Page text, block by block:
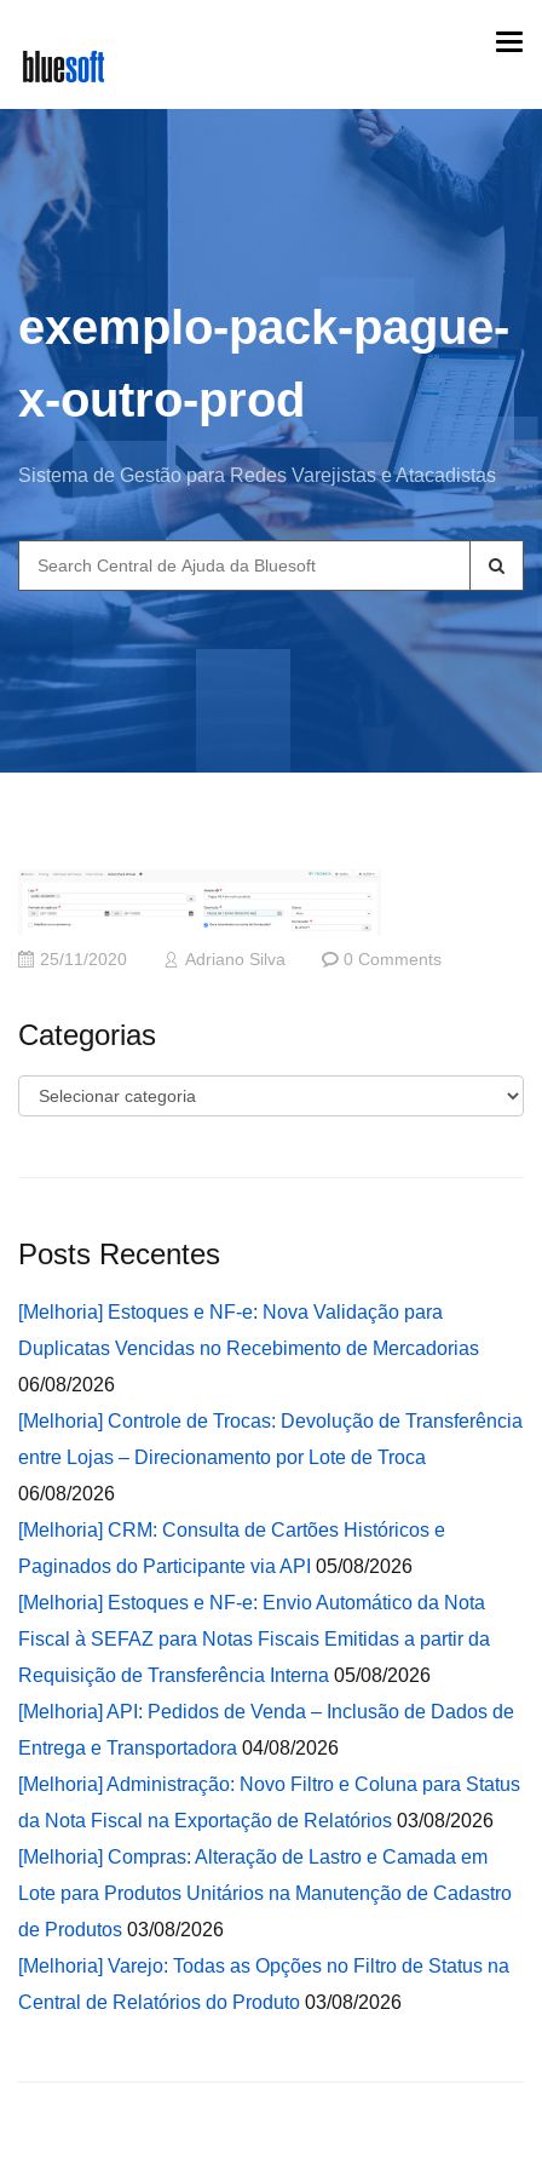
main
content
exemplo-pack-pague-
x-outro-prod
Sistema de Gestão para Redes Varejistas e Atacadistas
Search
for:
25/11/2020 Adriano Silva 0 Comments
Categorias
Categorias
Posts Recentes
[Melhoria] Estoques e NF-e: Nova Validação para
Duplicatas Vencidas no Recebimento de Mercadorias
06/08/2026
[Melhoria] Controle de Trocas: Devolução de Transferência
entre Lojas – Direcionamento por Lote de Troca
06/08/2026
[Melhoria] CRM: Consulta de Cartões Históricos e
Paginados do Participante via API 05/08/2026
[Melhoria] Estoques e NF-e: Envio Automático da Nota
Fiscal à SEFAZ para Notas Fiscais Emitidas a partir da
Requisição de Transferência Interna 05/08/2026
[Melhoria] API: Pedidos de Venda – Inclusão de Dados de
Entrega e Transportadora 04/08/2026
[Melhoria] Administração: Novo Filtro e Coluna para Status
da Nota Fiscal na Exportação de Relatórios 03/08/2026
[Melhoria] Compras: Alteração de Lastro e Camada em
Lote para Produtos Unitários na Manutenção de Cadastro
de Produtos 03/08/2026
[Melhoria] Varejo: Todas as Opções no Filtro de Status na
Central de Relatórios do Produto 03/08/2026